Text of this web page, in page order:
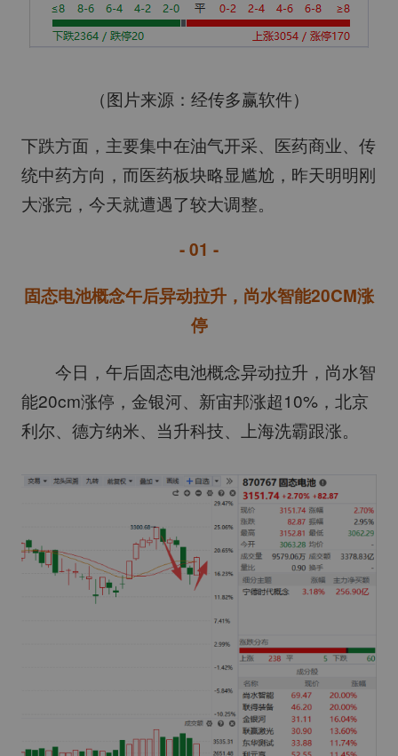
（图片来源：经传多赢软件）
下跌方面，主要集中在油气开采、医药商业、传
统中药方向，而医药板块略显尴尬，昨天明明刚
大涨完，今天就遭遇了较大调整。
- 01 -
固态电池概念午后异动拉升，尚水智能20CM涨
停
今日，午后固态电池概念异动拉升，尚水智
能20cm涨停，金银河、新宙邦涨超10%，北京
利尔、德方纳米、当升科技、上海洗霸跟涨。